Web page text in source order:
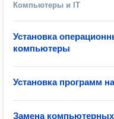
Компьютеры и IT
Установка
компьютеры
Установка программ
Замена